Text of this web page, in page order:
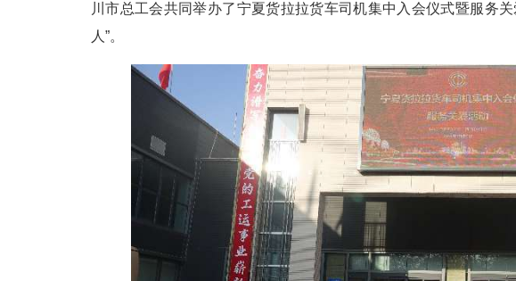
川市总工会共同举办了宁夏货拉拉货车司机集中入会仪式暨服务
人”。